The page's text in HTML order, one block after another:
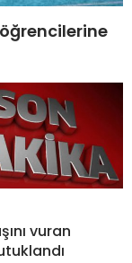
vuran